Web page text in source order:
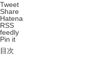
Tweet
Share
Hatena
RSS
feedly
Pin it
目次